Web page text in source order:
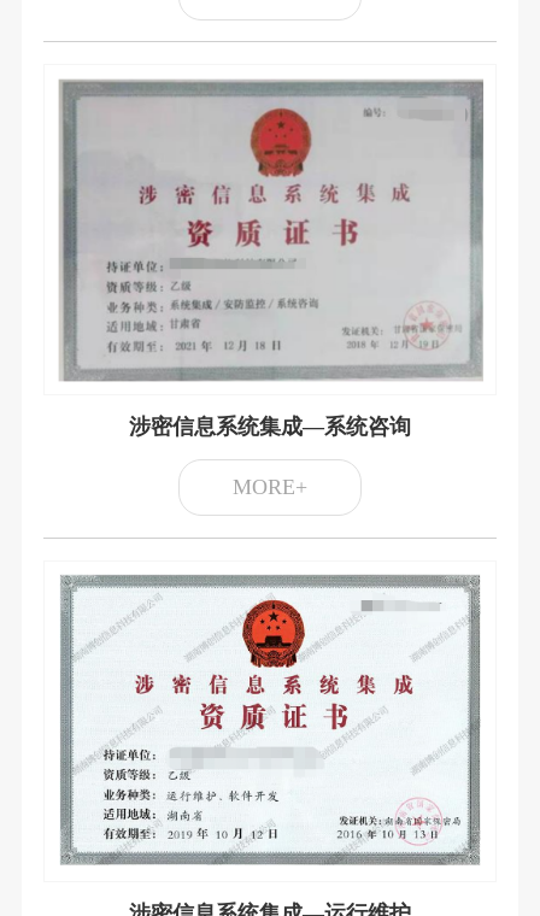
涉密信息系统集成—系统咨询
MORE+